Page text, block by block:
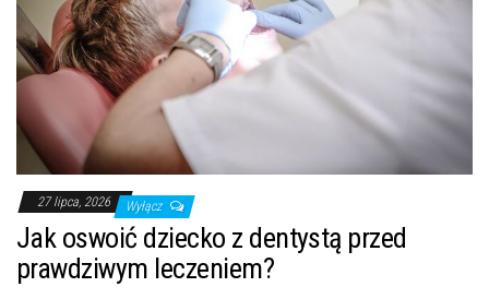
27 lipca, 2026 Wyłącz
Jak oswoić dziecko z dentystą przed
prawdziwym leczeniem?